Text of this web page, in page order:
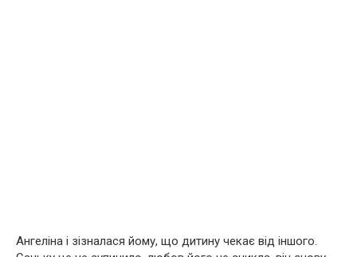
Ангеліна і зізналася йому, що дитину чекає від іншого.